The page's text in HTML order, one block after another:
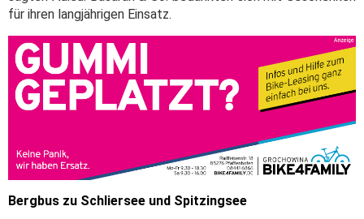
für ihren langjährigen Einsatz.
Bergbus zu Schliersee und Spitzingsee